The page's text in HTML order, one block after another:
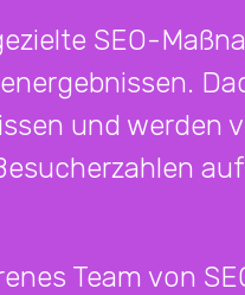
SEO-
und werden
Team von